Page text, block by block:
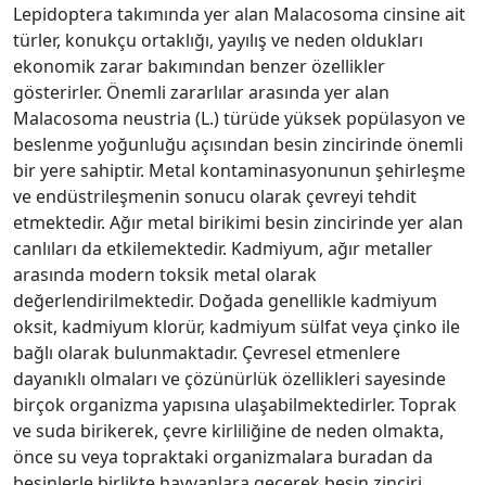
Lepidoptera takımında yer alan Malacosoma cinsine ait
türler, konukçu ortaklığı, yayılış ve neden oldukları
ekonomik zarar bakımından benzer özellikler
gösterirler. Önemli zararlılar arasında yer alan
Malacosoma neustria (L.) türüde yüksek popülasyon ve
beslenme yoğunluğu açısından besin zincirinde önemli
bir yere sahiptir. Metal kontaminasyonunun şehirleşme
ve endüstrileşmenin sonucu olarak çevreyi tehdit
etmektedir. Ağır metal birikimi besin zincirinde yer alan
canlıları da etkilemektedir. Kadmiyum, ağır metaller
arasında modern toksik metal olarak
değerlendirilmektedir. Doğada genellikle kadmiyum
oksit, kadmiyum klorür, kadmiyum sülfat veya çinko ile
bağlı olarak bulunmaktadır. Çevresel etmenlere
dayanıklı olmaları ve çözünürlük özellikleri sayesinde
birçok organizma yapısına ulaşabilmektedirler. Toprak
ve suda birikerek, çevre kirliliğine de neden olmakta,
önce su veya topraktaki organizmalara buradan da